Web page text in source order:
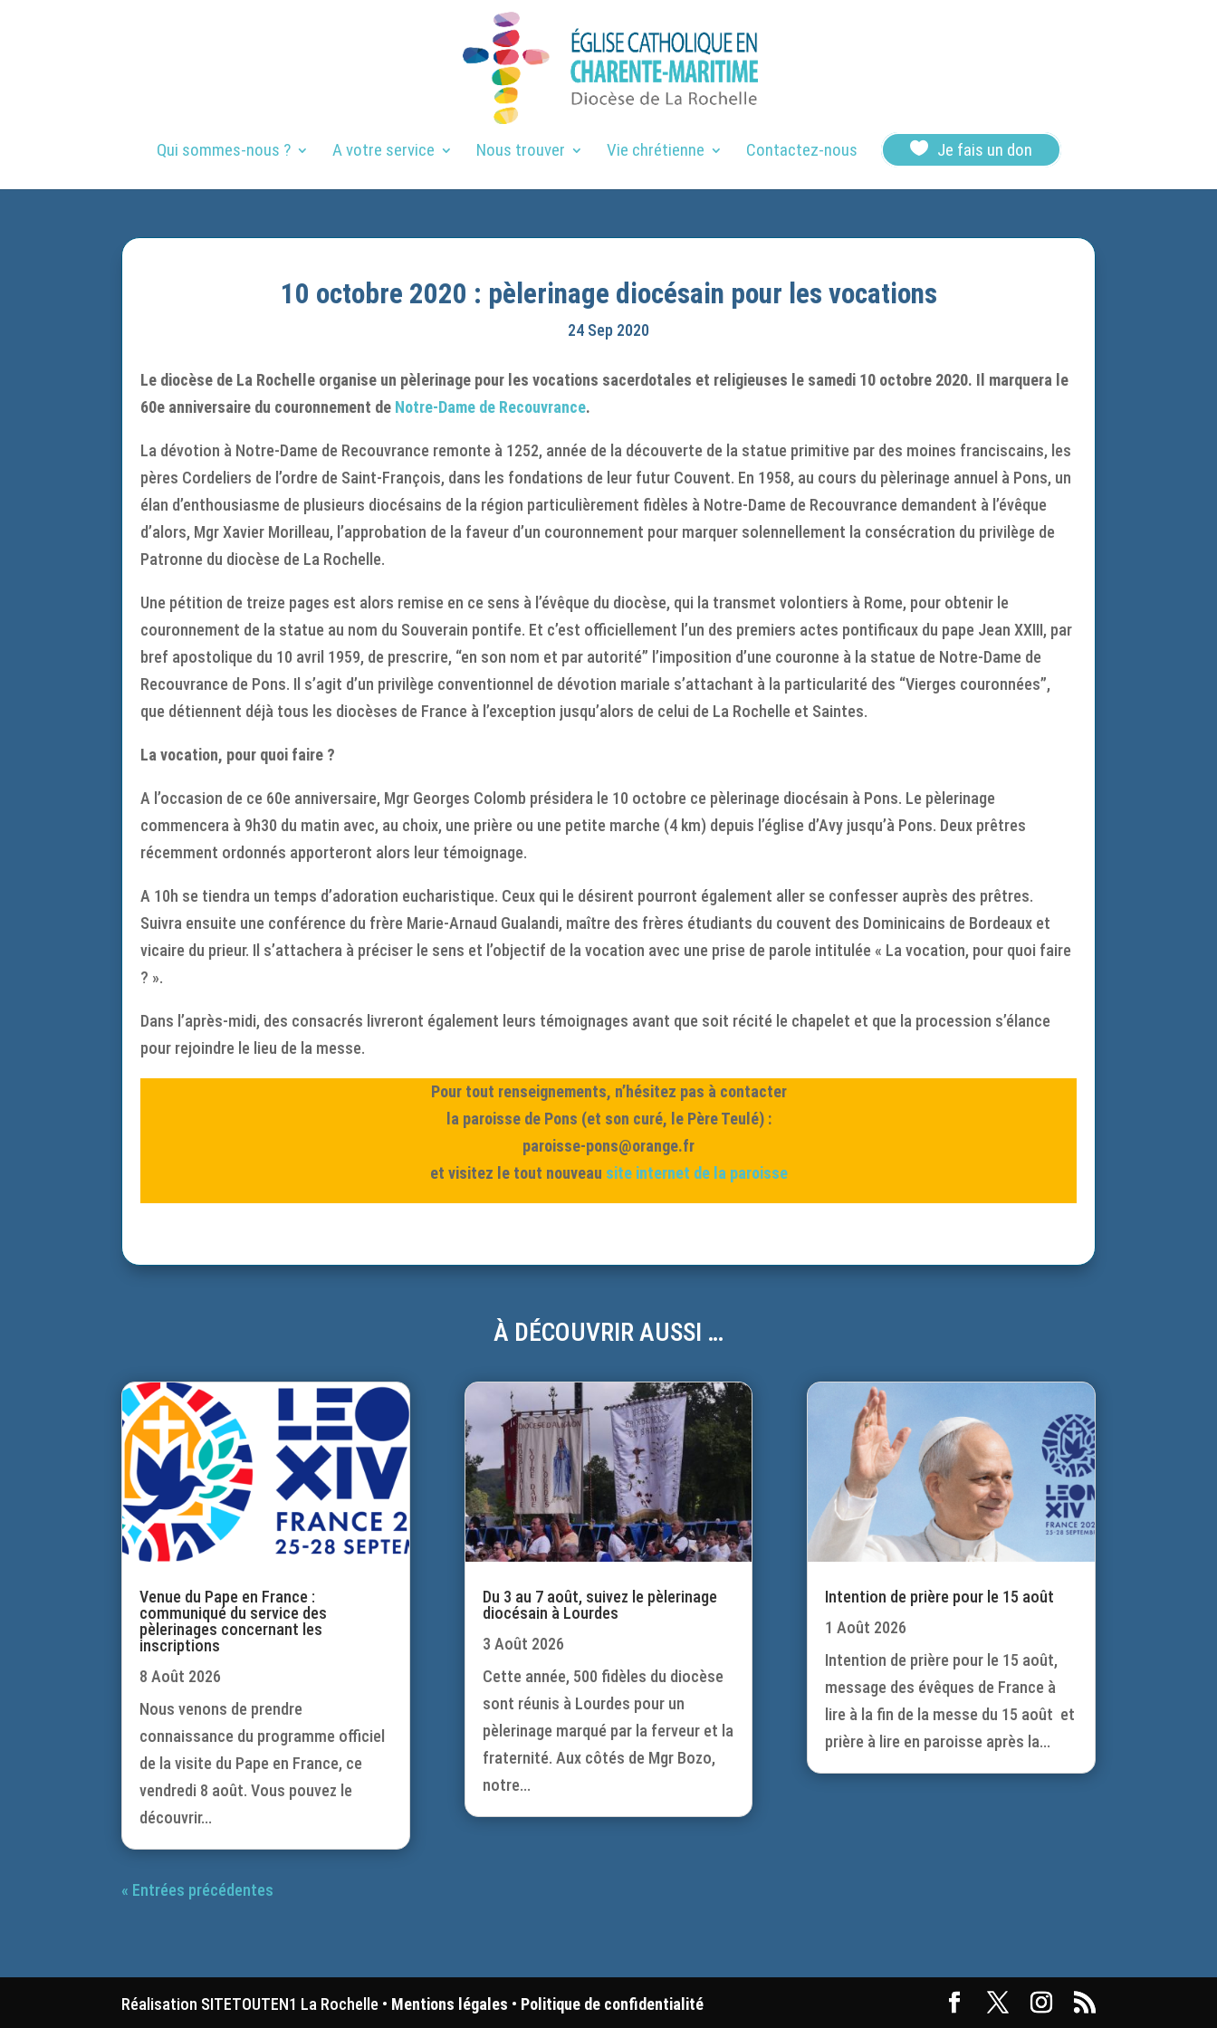
Qui sommes-nous ? A votre service Nous trouver Vie chrétienne Contactez-nous  Je fais un don
10 octobre 2020 : pèlerinage diocésain pour les vocations
24 Sep 2020
Le diocèse de La Rochelle organise un pèlerinage pour les vocations sacerdotales et religieuses le samedi 10 octobre 2020. Il marquera le
60e anniversaire du couronnement de Notre-Dame de Recouvrance.
La dévotion à Notre-Dame de Recouvrance remonte à 1252, année de la découverte de la statue primitive par des moines franciscains, les
pères Cordeliers de l’ordre de Saint-François, dans les fondations de leur futur Couvent. En 1958, au cours du pèlerinage annuel à Pons, un
élan d’enthousiasme de plusieurs diocésains de la région particulièrement fidèles à Notre-Dame de Recouvrance demandent à l’évêque
d’alors, Mgr Xavier Morilleau, l’approbation de la faveur d’un couronnement pour marquer solennellement la consécration du privilège de
Patronne du diocèse de La Rochelle.
Une pétition de treize pages est alors remise en ce sens à l’évêque du diocèse, qui la transmet volontiers à Rome, pour obtenir le
couronnement de la statue au nom du Souverain pontife. Et c’est officiellement l’un des premiers actes pontificaux du pape Jean XXIII, par
bref apostolique du 10 avril 1959, de prescrire, “en son nom et par autorité” l’imposition d’une couronne à la statue de Notre-Dame de
Recouvrance de Pons. Il s’agit d’un privilège conventionnel de dévotion mariale s’attachant à la particularité des “Vierges couronnées”,
que détiennent déjà tous les diocèses de France à l’exception jusqu’alors de celui de La Rochelle et Saintes.
La vocation, pour quoi faire ?
A l’occasion de ce 60e anniversaire, Mgr Georges Colomb présidera le 10 octobre ce pèlerinage diocésain à Pons. Le pèlerinage
commencera à 9h30 du matin avec, au choix, une prière ou une petite marche (4 km) depuis l’église d’Avy jusqu’à Pons. Deux prêtres
récemment ordonnés apporteront alors leur témoignage.
A 10h se tiendra un temps d’adoration eucharistique. Ceux qui le désirent pourront également aller se confesser auprès des prêtres.
Suivra ensuite une conférence du frère Marie-Arnaud Gualandi, maître des frères étudiants du couvent des Dominicains de Bordeaux et
vicaire du prieur. Il s’attachera à préciser le sens et l’objectif de la vocation avec une prise de parole intitulée « La vocation, pour quoi faire
? ».
Dans l’après-midi, des consacrés livreront également leurs témoignages avant que soit récité le chapelet et que la procession s’élance
pour rejoindre le lieu de la messe.
Pour tout renseignements, n’hésitez pas à contacter
la paroisse de Pons (et son curé, le Père Teulé) :
paroisse-pons@orange.fr
et visitez le tout nouveau site internet de la paroisse
À DÉCOUVRIR AUSSI …
Venue du Pape en France :
communiqué du service des
pèlerinages concernant les
inscriptions
8 Août 2026
Nous venons de prendre
connaissance du programme officiel
de la visite du Pape en France, ce
vendredi 8 août. Vous pouvez le
découvrir...
Du 3 au 7 août, suivez le pèlerinage
diocésain à Lourdes
3 Août 2026
Cette année, 500 fidèles du diocèse
sont réunis à Lourdes pour un
pèlerinage marqué par la ferveur et la
fraternité. Aux côtés de Mgr Bozo,
notre...
Intention de prière pour le 15 août
1 Août 2026
Intention de prière pour le 15 août,
message des évêques de France à
lire à la fin de la messe du 15 août et
prière à lire en paroisse après la...
« Entrées précédentes
Réalisation SITETOUTEN1 La Rochelle • Mentions légales • Politique de confidentialité